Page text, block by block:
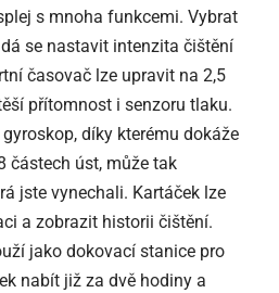
s mnoha funkcemi. Vybrat
se nastavit intenzita čištění
časovač lze upravit na 2,5
přítomnost i senzoru tlaku.
díky kterému dokáže
částech úst, může tak
jste vynechali. Kartáček lze
a zobrazit historii čištění.
jako dokovací stanice pro
nabít již za dvě hodiny a